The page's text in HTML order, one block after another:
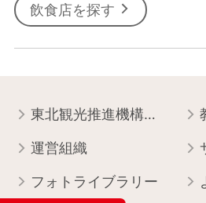
飲食店を探す
東北観光推進機構について
運営組織
フォトライブラリー